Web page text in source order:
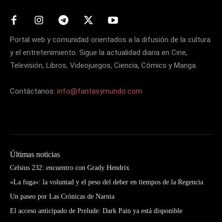
Portal web y comunidad orientados a la difusión de la cultura
y el entretenimiento. Sigue la actualidad diaria en Cine,
Televisión, Libros, Videojuegos, Ciencia, Cómics y Manga.
Contáctanos: info@fantasymundo.com
Últimas noticias
Celsius 232: encuentro con Grady Hendrix
«La fuga»: la voluntad y el peso del deber en tiempos de la Regencia
Un paseo por Las Crónicas de Narnia
El acceso anticipado de Prelude: Dark Pain ya está disponible